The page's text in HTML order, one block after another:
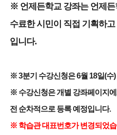
※ 언제든학교 강좌는 언제
수료한 시민이 직접 기획하
입니다.
※ 3분기 수강신청은 6월 18일(수
※ 수강신청은 개별 강좌페이지
전 순차적으로 등록 예정입니다.
※ 학습관 대표번호가 변경되었